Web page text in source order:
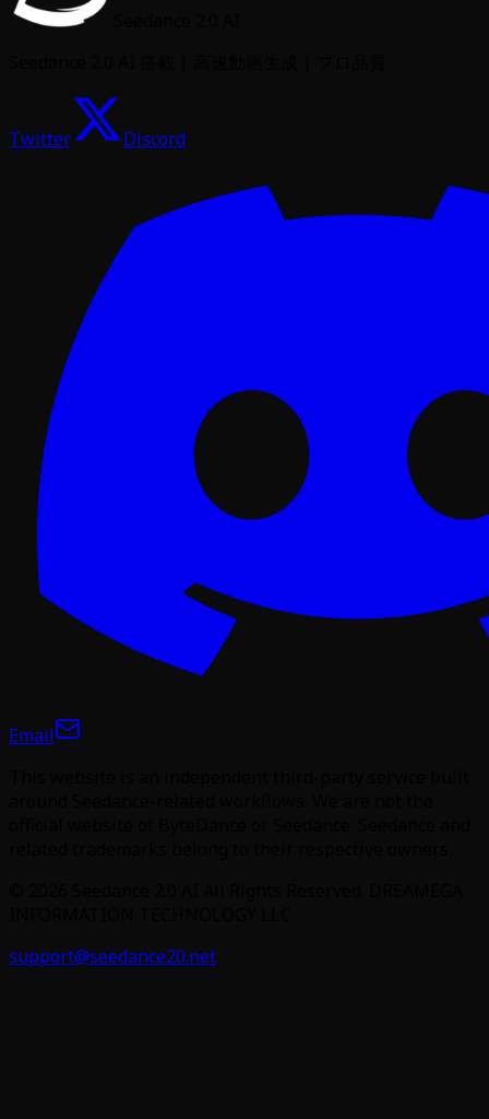
Twitter Discord
Email
support@seedance20.net